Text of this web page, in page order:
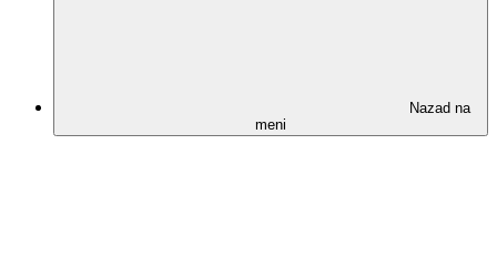
Nazad na
meni